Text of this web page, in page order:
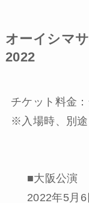
オーイシマ
2022
チケット料金
※入場時、別途
■大阪公演
2022年5月